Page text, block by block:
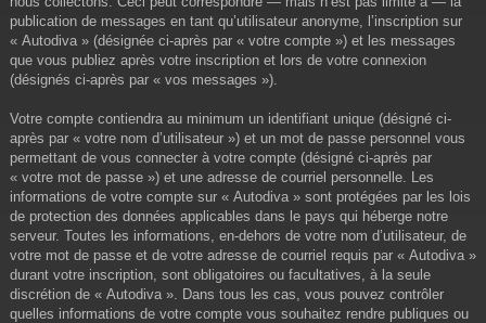
publication de messages en tant qu’utilisateur anonyme, l’inscription sur
« Autodiva » (désignée ci-après par « votre compte ») et les messages
que vous publiez après votre inscription et lors de votre connexion
(désignés ci-après par « vos messages »).
Votre compte contiendra au minimum un identifiant unique (désigné ci-
après par « votre nom d’utilisateur ») et un mot de passe personnel vous
permettant de vous connecter à votre compte (désigné ci-après par
« votre mot de passe ») et une adresse de courriel personnelle. Les
informations de votre compte sur « Autodiva » sont protégées par les lois
de protection des données applicables dans le pays qui héberge notre
serveur. Toutes les informations, en-dehors de votre nom d’utilisateur, de
votre mot de passe et de votre adresse de courriel requis par « Autodiva »
durant votre inscription, sont obligatoires ou facultatives, à la seule
discrétion de « Autodiva ». Dans tous les cas, vous pouvez contrôler
quelles informations de votre compte vous souhaitez rendre publiques ou